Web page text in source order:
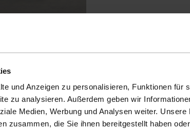
und Anzeigen zu personalisieren, Funktionen für
zu analysieren. Außerdem geben wir
Medien, Werbung und Analysen weiter.
zusammen, die Sie ihnen bereitgestellt haben